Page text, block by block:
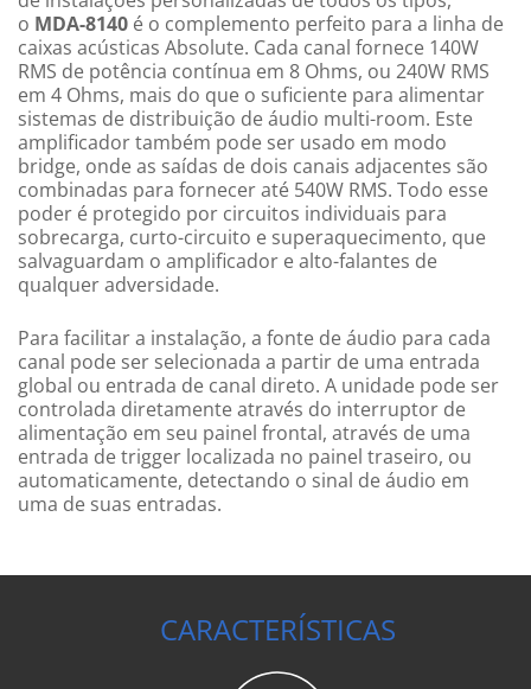
o MDA-8140 é o complemento perfeito para a linha de
caixas acústicas Absolute. Cada canal fornece 140W
RMS de potência contínua em 8 Ohms, ou 240W RMS
em 4 Ohms, mais do que o suficiente para alimentar
sistemas de distribuição de áudio multi-room. Este
amplificador também pode ser usado em modo
bridge, onde as saídas de dois canais adjacentes são
combinadas para fornecer até 540W RMS. Todo esse
poder é protegido por circuitos individuais para
sobrecarga, curto-circuito e superaquecimento, que
salvaguardam o amplificador e alto-falantes de
qualquer adversidade.
Para facilitar a instalação, a fonte de áudio para cada
canal pode ser selecionada a partir de uma entrada
global ou entrada de canal direto. A unidade pode ser
controlada diretamente através do interruptor de
alimentação em seu painel frontal, através de uma
entrada detrigger localizada no painel traseiro, ou
automaticamente, detectando o sinal de áudio em
uma de suas entradas.
CARACTERÍSTICAS